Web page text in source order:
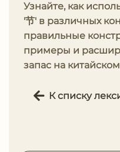
Узнайте, как
'节' в различных
правильные
примеры и
запас на
К списку